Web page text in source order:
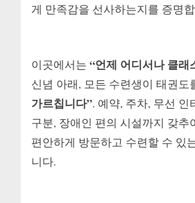
게 만족감을 선사하는지를 증명
이곳에서는 “언제 어디서나 클래
신념 아래, 모든 수련생이 태권도
가르칩니다”. 예약, 주차, 무선 인
구분, 장애인 편의 시설까지 갖추
편안하게 방문하고 수련할 수 있
니다.